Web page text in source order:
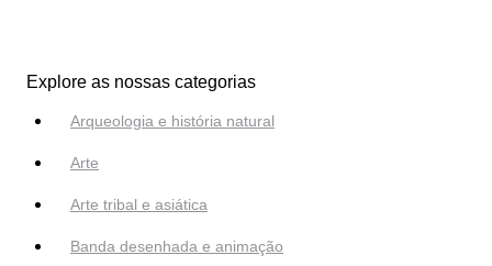
Explore as nossas categorias
Arqueologia e história natural
Arte
Arte tribal e asiática
Banda desenhada e animação